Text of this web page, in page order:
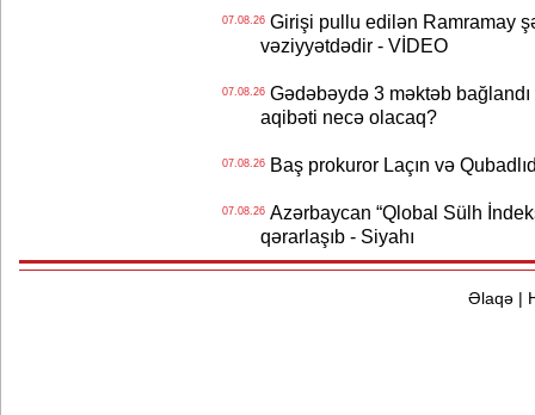
07.08.26Girişi pullu edilən Ramramay
vəziyyətdədir - VİDEO
07.08.26Gədəbəydə 3 məktəb
aqibəti necə olacaq?
07.08.26Baş prokuror Laçın və
07.08.26Azərbaycan “Qlobal Sülh
qərarlaşıb - Siyahı
Əlaqə|